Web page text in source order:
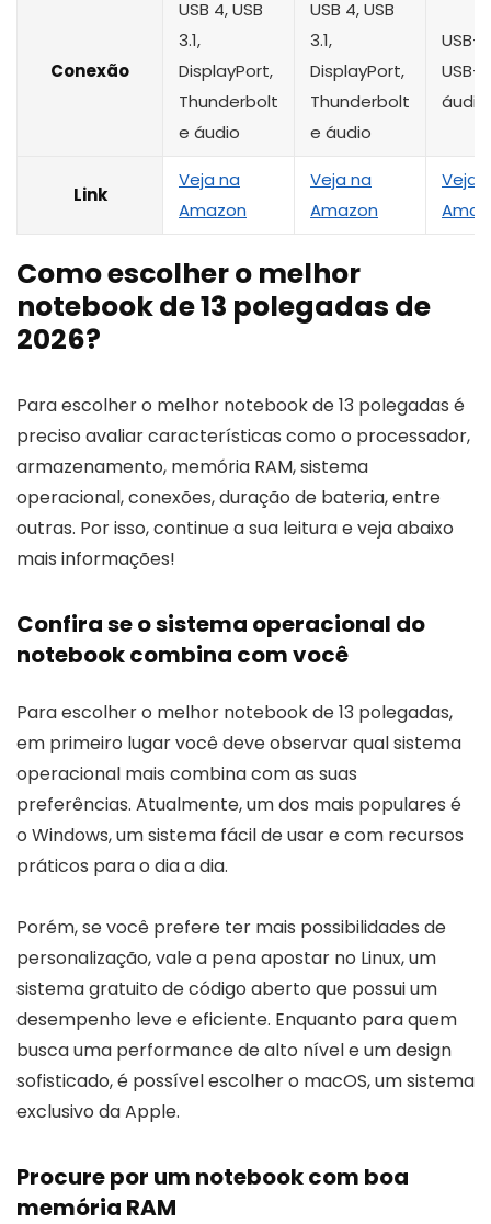
Conexão
USB 4, USB
3.1,
DisplayPort,
Thunderbolt
e áudio
USB 4, USB
3.1,
DisplayPort,
Thunderbolt
e áudio
USB-
USB-
áudio
Link
Veja na
Amazon
Veja na
Amazon
Veja
Como escolher o melhor
notebook de 13 polegadas de
2026?
Para escolher o melhor notebook de 13 polegadas é
preciso avaliar características como o processador,
armazenamento, memória RAM, sistema
operacional, conexões, duração de bateria, entre
outras. Por isso, continue a sua leitura e veja abaixo
mais informações!
Confira se o sistema operacional do
notebook combina com você
Para escolher o melhor notebook de 13 polegadas,
em primeiro lugar você deve observar qual sistema
operacional mais combina com as suas
preferências. Atualmente, um dos mais populares é
o Windows, um sistema fácil de usar e com recursos
práticos para o dia a dia.
Porém, se você prefere ter mais possibilidades de
personalização, vale a pena apostar no Linux, um
sistema gratuito de código aberto que possui um
desempenho leve e eficiente. Enquanto para quem
busca uma performance de alto nível e um design
sofisticado, é possível escolher o macOS, um sistema
exclusivo da Apple.
Procure por um notebook com boa
memória RAM